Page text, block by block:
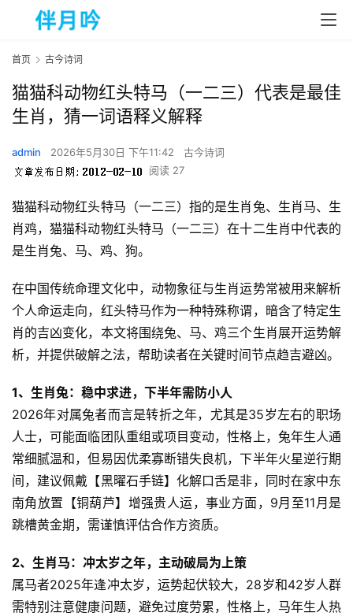
首页 古今诗词
猫猫科动物红头特马（一二三）代表是最佳
生肖，猜一词语释义解释
admin 2026年5月30日 下午11:42
古今诗词
阅读 27
猫猫科动物红头特马（一二三）指的是生肖兔、生肖马、生
肖鸡，猫猫科动物红头特马（一二三）在十二生肖中代表的
是生肖兔、马、鸡、狗。
在中国传统命理文化中，动物象征与生肖运势常被用来解析
个人命运走向，红头特马作为一种特殊称谓，暗含了特定生
肖的吉凶变化，本文将围绕兔、马、鸡三个生肖展开运势解
1、生肖兔：稳中求进，下半年需防小人
2026年对属兔者而言是转折之年，尤其是35岁左右的职场
人士，可能面临团队重组或项目变动，性格上，兔年生人通
常细腻温和，但易因优柔寡断错失良机，下半年火星逆行期
间，建议佩戴【黑曜石手链】化解口舌是非，同时在家中东
南角放置【铜葫芦】增强贵人运，事业方面，9月至11月是
跳槽黄金期，需谨慎评估合作方资质。
2、生肖马：冲太岁之年，主动破局为上策
属马者2025年逢冲太岁，运势起伏较大，28岁和42岁人群
需特别注意健康问题，避免过度劳累，性格上，马年生人热